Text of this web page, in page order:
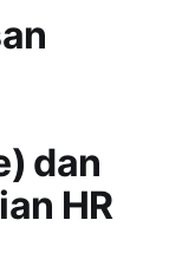
dan
HR